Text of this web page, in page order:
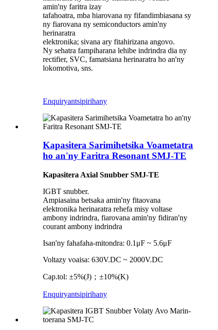
amin'ny faritra izay
tafahoatra, mba hiarovana ny fifandimbiasana sy
ny fiarovana ny semiconductors amin'ny
herinaratra
elektronika; sivana ary fitahirizana angovo.
Ny sehatra fampiharana lehibe indrindra dia ny
rectifier, SVC, famatsiana herinaratra ho an'ny
lokomotiva, sns.
Enquiryantsipirihany
Kapasitera Sarimihetsika Voametatra
ho an'ny Faritra Resonant SMJ-TE
Kapasitera Axial Snubber SMJ-TE
IGBT snubber.
Ampiasaina betsaka amin'ny fitaovana
elektronika herinaratra rehefa misy voltase
ambony indrindra, fiarovana amin'ny fidiran'ny
courant ambony indrindra
Isan'ny fahafaha-mitondra: 0.1μF ~ 5.6μF
Voltazy voaisa: 630V.DC ~ 2000V.DC
Cap.tol: ±5%(J)；±10%(K)
Enquiryantsipirihany